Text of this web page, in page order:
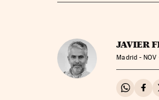
JAVIER
Madrid -NOV